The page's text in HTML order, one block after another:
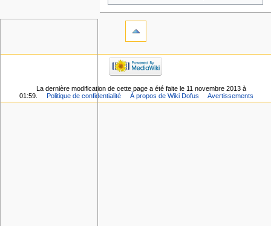
La dernière modification de cette page a été faite le 11 novembre 2013 à
01:59.
Politique de confidentialité À propos de Wiki Dofus Avertissements